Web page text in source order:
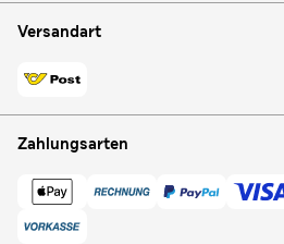
Versandart
Zahlungsarten